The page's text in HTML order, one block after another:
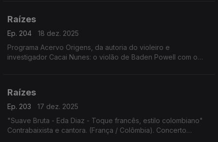
Raízes
Ep. 204
18 dez. 2025
Programa Acervo Origens, da autoria do violeiro e
investigador Cacai Nunes: o violão de Baden Powell com o
Raízes
Ep. 203
17 dez. 2025
"Suave Bruta - Eda Diaz - Toque francês, estilo colombiano"
Contrabaixista e cantora. (França / Colômbia). Concerto